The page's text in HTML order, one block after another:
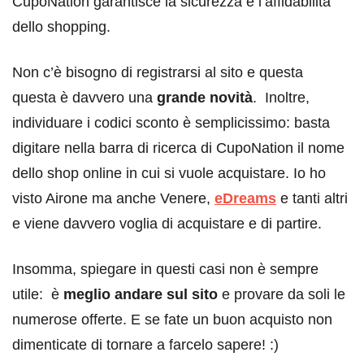
dello shopping.
Non c’è bisogno di registrarsi al sito e questa
questa è davvero una grande novità. Inoltre,
individuare i codici sconto è semplicissimo: basta
digitare nella barra di ricerca di CupoNation il nome
dello shop online in cui si vuole acquistare. Io ho
visto Airone ma anche Venere, eDreams e tanti altri
e viene davvero voglia di acquistare e di partire.
Insomma, spiegare in questi casi non è sempre
utile: è meglio andare sul sito e provare da soli le
numerose offerte. E se fate un buon acquisto non
dimenticate di tornare a farcelo sapere! :)